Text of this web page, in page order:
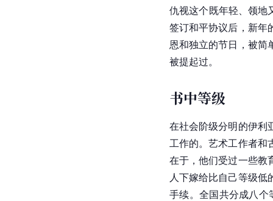
仇视这个既年轻、领地
签订和平协议后，新年
恩和独立的节日，被简
被提起过。
书中等级
在社会阶级分明的伊利
工作的。艺术工作者和
在于，他们受过一些教
人下嫁给比自己等级
手续。全国共分成八